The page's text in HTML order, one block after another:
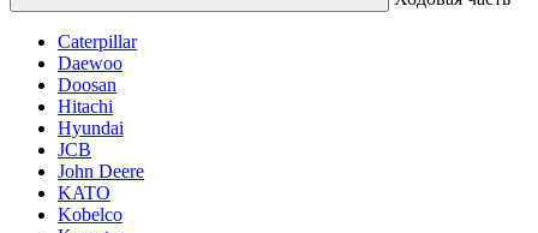
Caterpillar
Daewoo
Doosan
Hitachi
Hyundai
JCB
John Deere
KATO
Kobelco